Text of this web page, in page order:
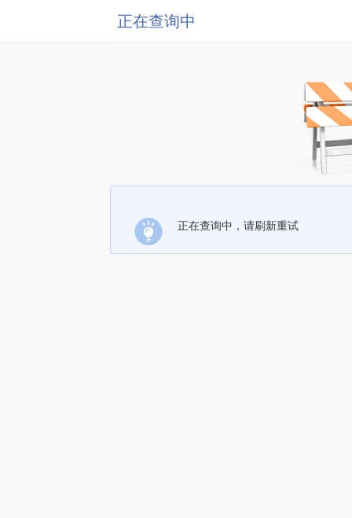
正在查询中
正在查询中，请刷新重试